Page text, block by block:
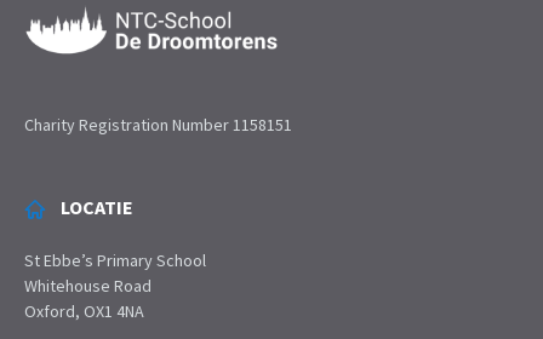
Charity Registration Number 1158151
LOCATIE
St Ebbe’s Primary School
Whitehouse Road
Oxford, OX1 4NA